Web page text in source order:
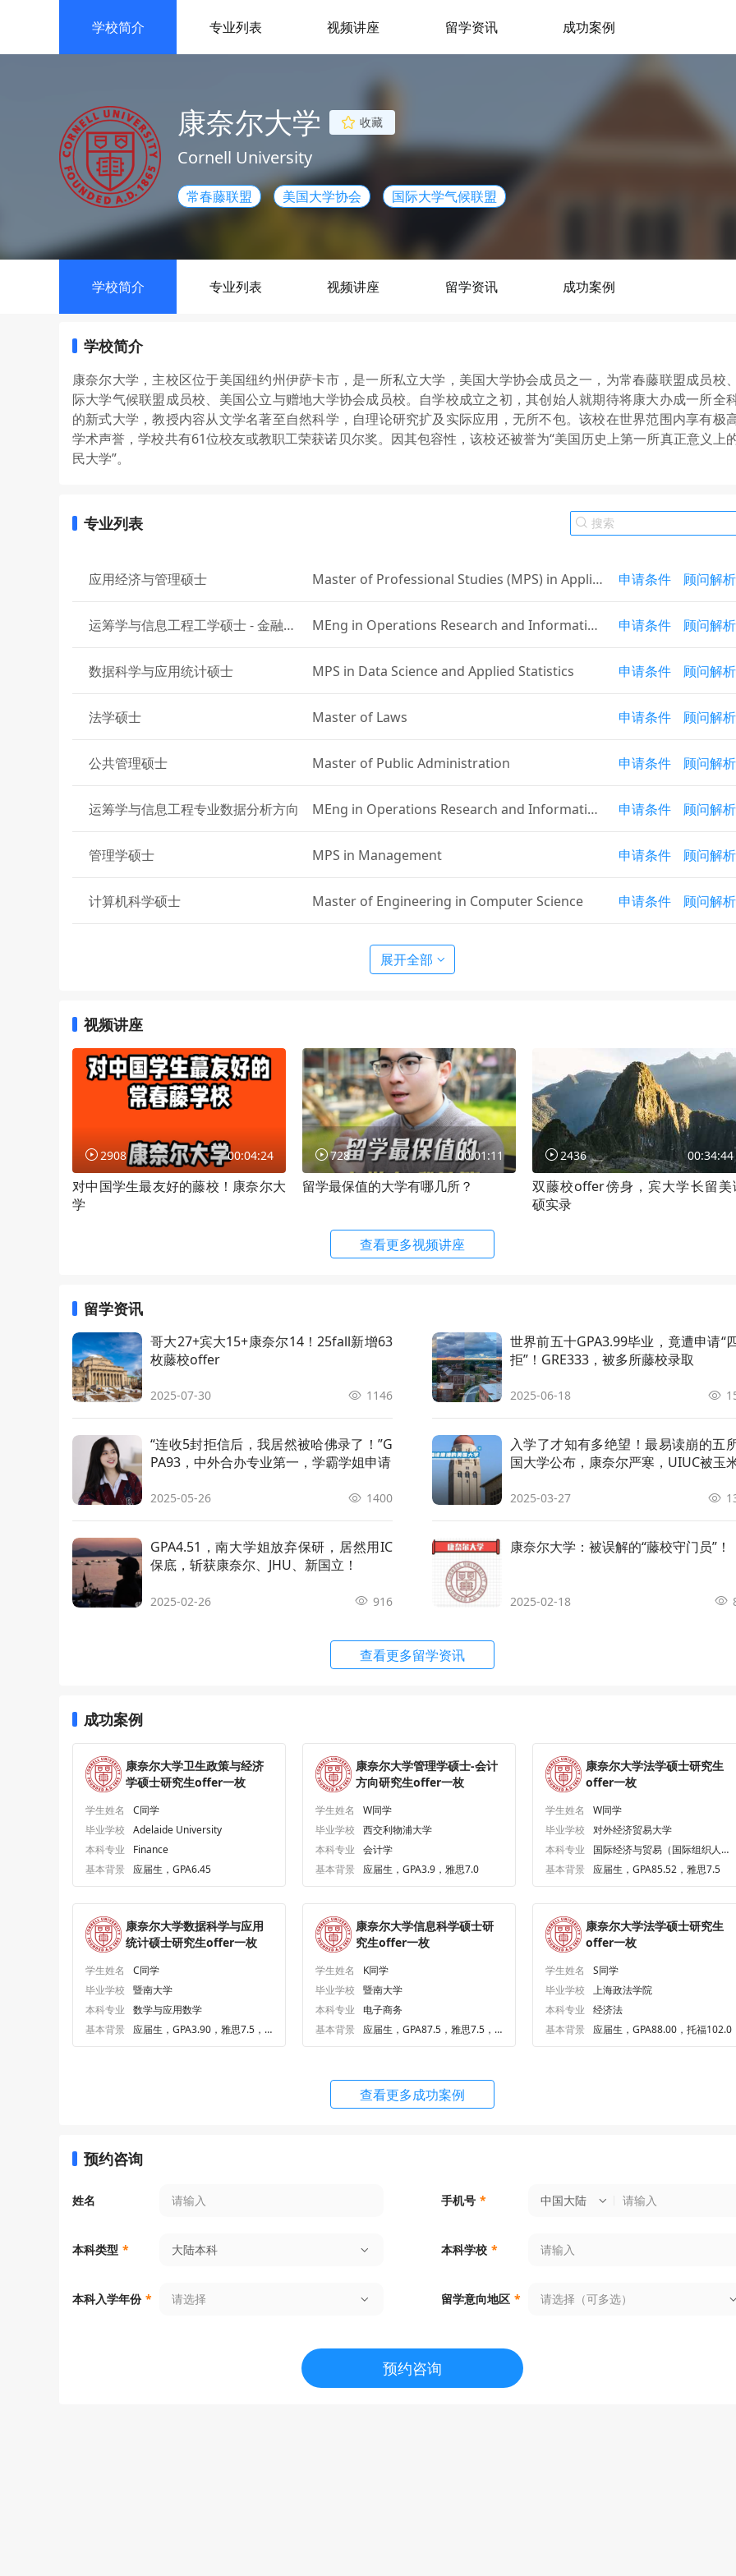
学校简介 专业列表 视频讲座 留学资讯 成功案例
康奈尔大学 收藏
Cornell University
常春藤联盟 美国大学协会 国际大学气候联盟
学校简介 专业列表 视频讲座 留学资讯 成功案例
学校简介
康奈尔大学，主校区位于美国纽约州伊萨卡市，是一所私立大学，美国大学协会成员之一，为常春藤联盟成员校
际大学气候联盟成员校、美国公立与赠地大学协会成员校。自学校成立之初，其创始人就期待将康大办成一所全
的新式大学，教授内容从文学名著至自然科学，自理论研究扩及实际应用，无所不包。该校在世界范围内享有极
学术声誉，学校共有61位校友或教职工荣获诺贝尔奖。因其包容性，该校还被誉为“美国历史上第一所真正意义上
民大学”。
专业列表
应用经济与管理硕士
Master of Professional Studies (MPS) in Applie
申请条件 顾问解析
运筹学与信息工程工学硕士 - 金融工
MEng in Operations Research and Information
申请条件 顾问解析
数据科学与应用统计硕士 MPS in Data Science and Applied Statistics 申请条件 顾问解析
法学硕士 Master of Laws 申请条件 顾问解析
公共管理硕士 Master of Public Administration 申请条件 顾问解析
运筹学与信息工程专业数据分析方向
MEng in Operations Research and Information
申请条件 顾问解析
管理学硕士 MPS in Management 申请条件 顾问解析
计算机科学硕士 Master of Engineering in Computer Science 申请条件 顾问解析
Master of Engineering in Computer Science (C
ornell Tech)
Engineering
公共卫生硕士 MPH - Public Health 申请条件 顾问解析
M.A. in Asian Studies 申请条件 顾问解析
材料科学与工程工学硕士 M.Eng in Materials Science and Engineering 申请条件 顾问解析
工业和劳动关系硕士
信息科学硕士
Master of Professional Studies (MPS) in Inform
申请条件 顾问解析
区域规划硕士 Master of Regional Planning
健康科技理学硕士
Master of Science in Applied Information Scien
ce (Technion) & Master of Science Information
Systems (Cornell) with a Concentration in Healt
h Tech
申请条件 顾问解析
商业分析硕士 Master’s in Business Analytics (MSBA) 顾问解析
工商管理硕士 MBA 申请条件 顾问解析
化学工程工学硕士 MEng Chemical Engineering
MEng Civil and Environmental Engineering
生物医学工程工学硕士
电气与计算机工程硕士
MEng in Electrical and Computer Engineering
(TECH)
申请条件 顾问解析
工程物理硕士 MEng in Engineering Physics 申请条件
机械工程工学硕士 MEng in Mechanical Engineering 申请条件 顾问解析
运筹学与信息工程工学硕士（Tec
h）
MEng in Operations Research and Information
Engineering (Tech)
全球发展硕士 MPS in Global Development 申请条件
管理学硕士-会计方向
MPS in Management – Accounting Specializati
申请条件 顾问解析
MS Chemical Engineering
MS in Chemistry & Chemical Biology
展开全部
视频讲座
2908 00:04:24
对中国学生最友好的藤校！康奈尔大
学
728 00:01:11
留学最保值的大学有哪几所？
2436 00:34:44
双藤校offer傍身，宾大学长留美
硕实录
查看更多视频讲座
留学资讯
哥大27+宾大15+康奈尔14！25fall新增63
枚藤校offer
2025-07-30 1146
世界前五十GPA3.99毕业，竟遭申请“
拒”！GRE333，被多所藤校录取
2025-06-18
“连收5封拒信后，我居然被哈佛录了！”G
PA93，中外合办专业第一，学霸学姐申请
2025-05-26 1400
入学了才知有多绝望！最易读崩的五
国大学公布，康奈尔严寒，UIUC被玉
2025-03-27
GPA4.51，南大学姐放弃保研，居然用IC
保底，斩获康奈尔、JHU、新国立！
2025-02-26 916
康奈尔大学：被误解的“藤校守门员”！
2025-02-18
查看更多留学资讯
成功案例
康奈尔大学卫生政策与经济
学硕士研究生offer一枚
学生姓名
C同学
毕业学校
Adelaide University
本科专业
Finance
基本背景
应届生，GPA6.45
康奈尔大学管理学硕士-会计
方向研究生offer一枚
学生姓名
W同学
毕业学校
西交利物浦大学
本科专业
会计学
基本背景
应届生，GPA3.9，雅思7.0
康奈尔大学法学硕士研究生
offer一枚
学生姓名
W同学
毕业学校
对外经济贸易大学
本科专业
国际经济与贸易（国际组织人才
位）
基本背景 应届生，GPA85.52，雅思7.5
康奈尔大学数据科学与应用
统计硕士研究生offer一枚
学生姓名
C同学
毕业学校
暨南大学
本科专业
数学与应用数学
基本背景
应届生，GPA3.90，雅思7.5，G
康奈尔大学信息科学硕士研
究生offer一枚
学生姓名
K同学
毕业学校
暨南大学
本科专业
电子商务
基本背景
应届生，GPA87.5，雅思7.5，G
康奈尔大学法学硕士研究生
offer一枚
学生姓名
S同学
毕业学校
上海政法学院
本科专业
经济法
基本背景
应届生，GPA88.00，托福102.0
查看更多成功案例
预约咨询
姓名 手机号 * 中国大陆
本科类型 * 大陆本科 本科学校 *
本科入学年份 * 请选择 留学意向地区 * 请选择（可多选）
预约咨询